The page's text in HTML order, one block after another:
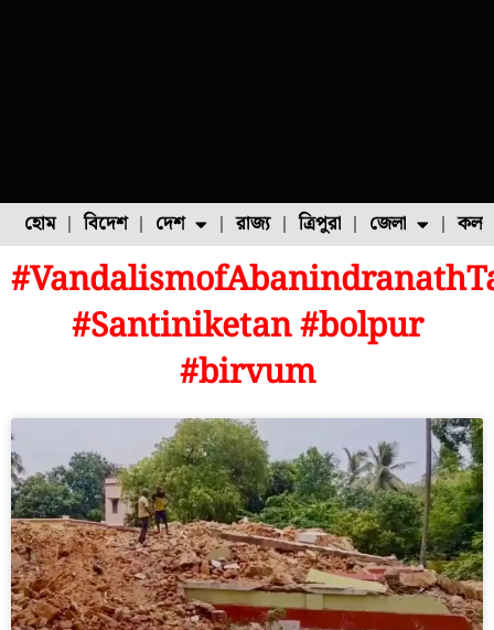
হোম বিদেশ দেশ
ফুল চাষ ফল চাষ মাছ চাষ পোল্ট্রি চাষ
রাজ্য ত্রিপুরা জেলা
উত্তর ২৪ পরগনা
#Santiniketan #bolpur
#birvum